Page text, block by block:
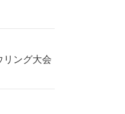
ング大会